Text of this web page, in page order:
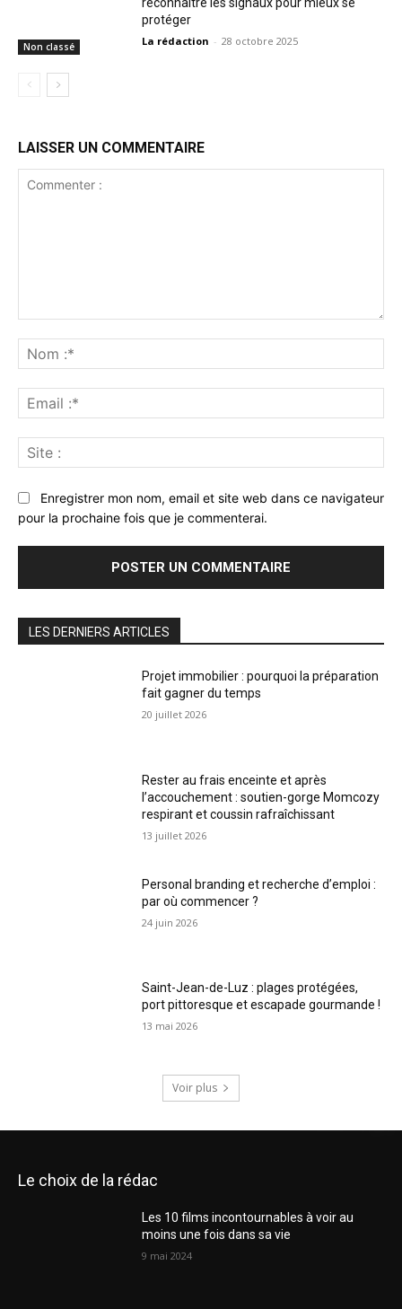
Non classé
reconnaître les signaux pour mieux se
protéger
La rédaction - 28 octobre 2025
LAISSER UN COMMENTAIRE
:*
:*
:
Enregistrer mon nom, email et site web dans ce navigateur
pour la prochaine fois que je commenterai.
LES DERNIERS ARTICLES
Projet immobilier : pourquoi la préparation
fait gagner du temps
20 juillet 2026
Rester au frais enceinte et après
l’accouchement : soutien-gorge Momcozy
respirant et coussin rafraîchissant
13 juillet 2026
Personal branding et recherche d’emploi :
par où commencer ?
24 juin 2026
Saint-Jean-de-Luz : plages protégées,
port pittoresque et escapade gourmande !
13 mai 2026
Voir plus
Le choix de la rédac
Les 10 films incontournables à voir au
moins une fois dans sa vie
9 mai 2024